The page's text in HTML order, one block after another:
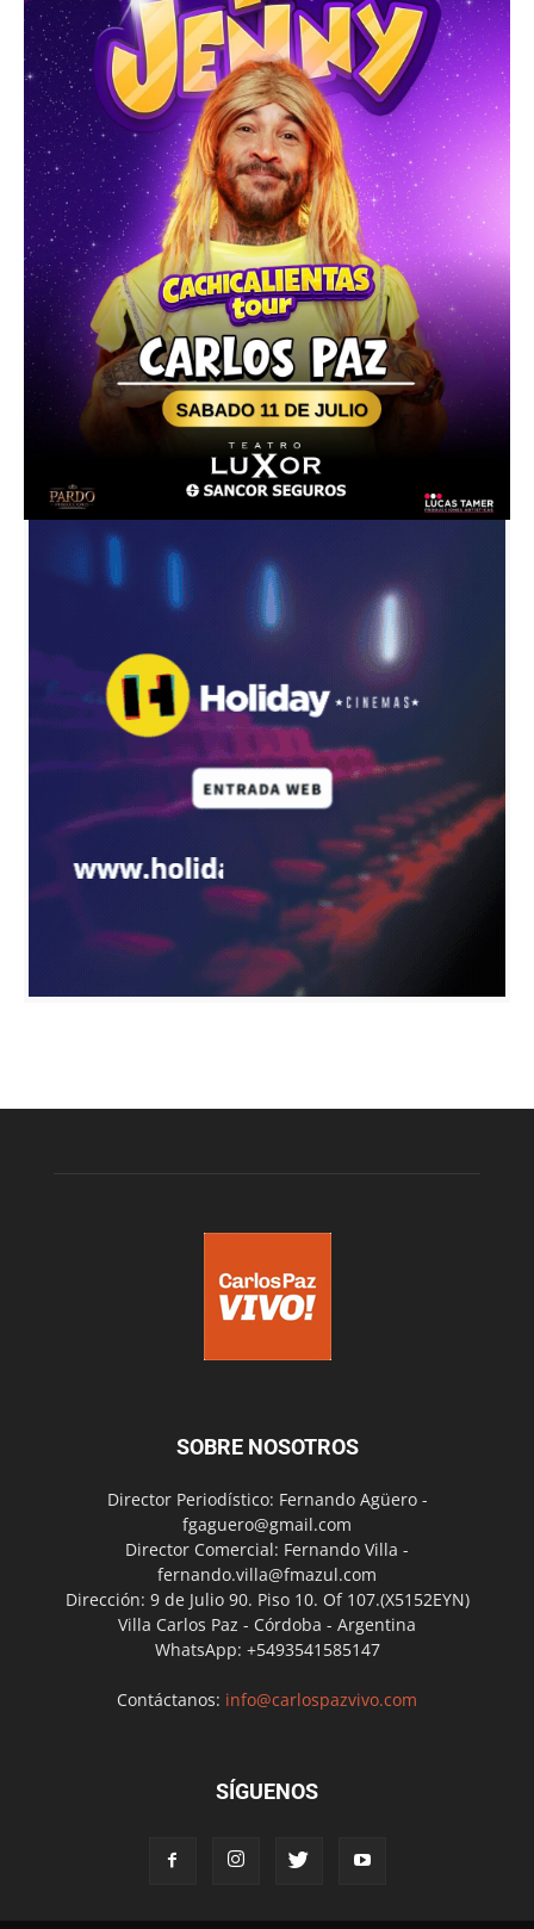
SOBRE NOSOTROS
Director Periodístico: Fernando Agüero -
fgaguero@gmail.com
Director Comercial: Fernando Villa -
fernando.villa@fmazul.com
Dirección: 9 de Julio 90. Piso 10. Of 107.(X5152EYN)
Villa Carlos Paz - Córdoba - Argentina
WhatsApp: +5493541585147
Contáctanos: info@carlospazvivo.com
SÍGUENOS